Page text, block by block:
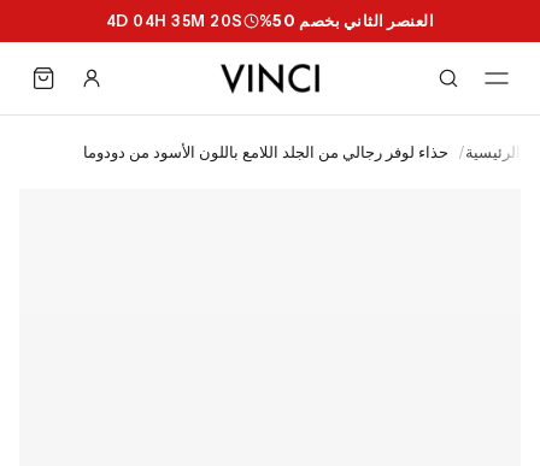
العنصر الثاني بخصم 50% 4D 04H 35M 19S
الرئيسية/ حذاء لوفر رجالي من الجلد اللامع باللون الأسود من دودوما